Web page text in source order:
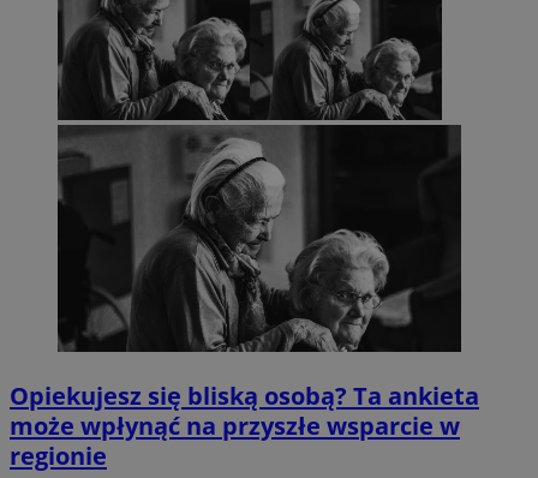
Opiekujesz się bliską osobą? Ta ankieta
może wpłynąć na przyszłe wsparcie w
regionie